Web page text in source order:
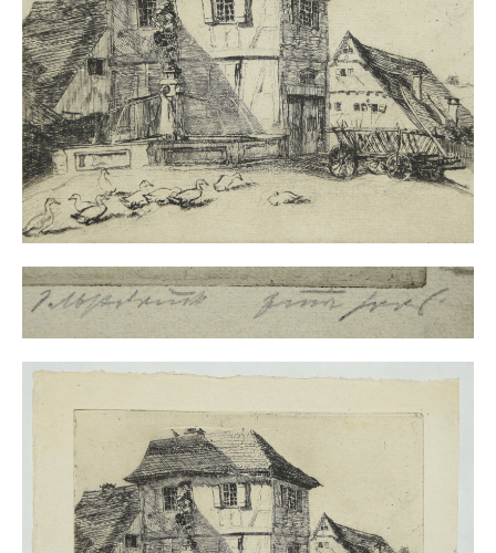
Richild Holt – Farbe und Linie
Theodor Zeller (1900-1986) Maler und
Visionär
Walter Becker (1893-1984) Malerei und Grafik
Der Maler Richard Sprick (1901-1976)
Suche
Kontakt
Impressum
Datenschutz
AGB